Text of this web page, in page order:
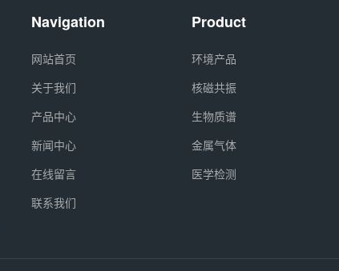
Navigation
网站首页
关于我们
产品中心
新闻中心
在线留言
联系我们
Product
环境产品
核磁共振
生物质谱
金属气体
医学检测